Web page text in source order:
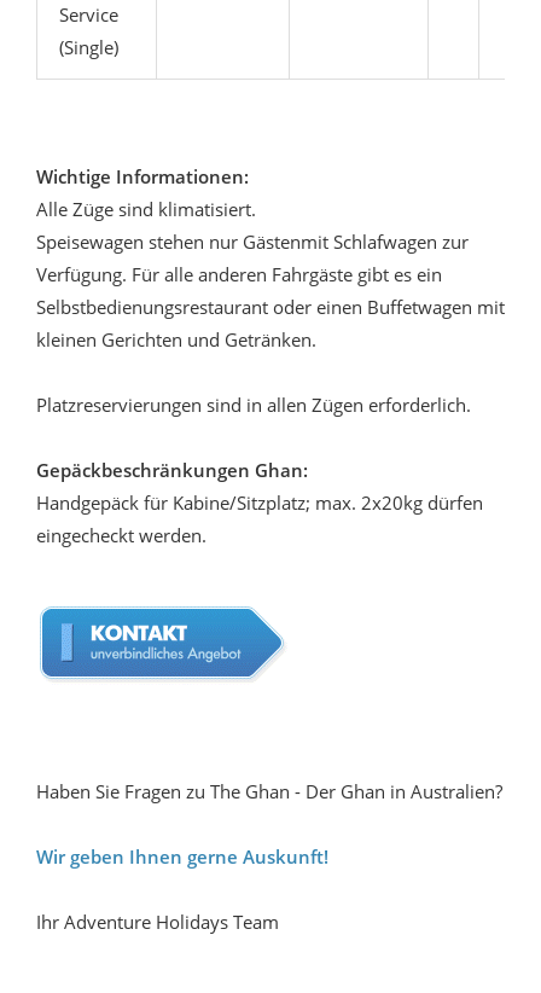
Service
(Single)
Wichtige Informationen:
Alle Züge sind klimatisiert.
Speisewagen stehen nur Gästenmit Schlafwagen zur
Verfügung. Für alle anderen Fahrgäste gibt es ein
Selbstbedienungsrestaurant oder einen Buffetwagen mit
kleinen Gerichten und Getränken.
Platzreservierungen sind in allen Zügen erforderlich.
Gepäckbeschränkungen Ghan:
Handgepäck für Kabine/Sitzplatz; max. 2x20kg dürfen
eingecheckt werden.
Haben Sie Fragen zu The Ghan - Der Ghan in Australien?
Wir geben Ihnen gerne Auskunft!
Ihr Adventure Holidays Team